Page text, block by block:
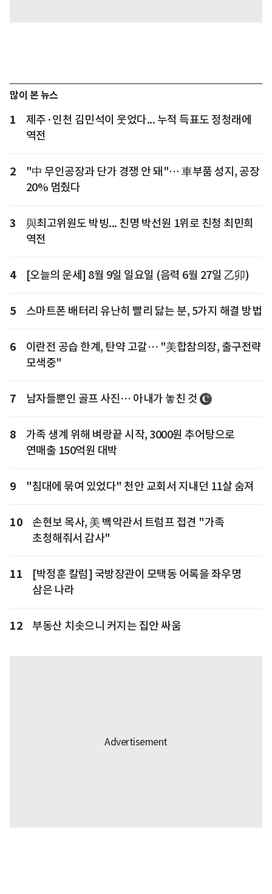
많이 본 뉴스
1
제주·인천 김민석이 웃었다... 누적 득표도 정청래에
역전
2
"中 무인공장과 단가 경쟁 안 돼"… 車부품 성지, 공장
20% 멈췄다
3
與최고위원도 박빙... 친명 박선원 1위로 친청 최민희
역전
4 [오늘의 운세] 8월 9일 일요일 (음력 6월 27일 乙卯)
5 스마트폰 배터리 유난히 빨리 닳는 분, 5가지 해결 방법
6
이란전 공습 한계, 탄약 고갈… "美합참의장, 출구전략
모색중"
7 남자들뿐인 골프 사진… 아내가 놓친 것
8
가족 생계 위해 벼랑끝 시작, 3000원 추어탕으로
연매출 150억원 대박
9 "침대에 묶여 있었다" 천안 교회서 지내던 11살 숨져
10
손현보 목사, 美 백악관서 트럼프 접견 "가족
초청해줘서 감사"
11
[박정훈 칼럼] 국방장관이 모택동 어록을 좌우명
삼은 나라
12 부동산 치솟으니 커지는 집안 싸움